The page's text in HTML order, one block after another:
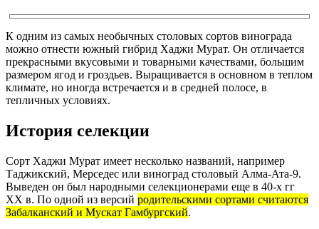
К одним из самых необычных столовых сортов винограда
можно отнести южный гибрид Хаджи Мурат. Он отличается
прекрасными вкусовыми и товарными качествами, большим
размером ягод и гроздьев. Выращивается в основном в теплом
климате, но иногда встречается и в средней полосе, в
тепличных условиях.
История селекции
Сорт Хаджи Мурат имеет несколько названий, например
Таджикский, Мерседес или виноград столовый Алма-Ата-9.
Выведен он был народными селекционерами еще в 40-х гг
XX в. По одной из версий родительскими сортами считаются
Забалканский и Мускат Гамбургский.